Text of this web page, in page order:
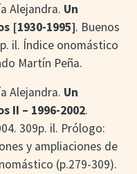
Alejandra. Un
[1930-1995]. Buenos
il. Índice onomástico
Martín Peña.
Alejandra. Un
II – 1996-2002.
309p. il. Prólogo:
y ampliaciones de
(p.279-309).